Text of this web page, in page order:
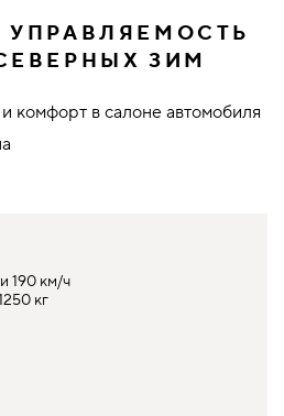
ЗИМ
комфорт в салоне автомобиля
190 км/ч
кг